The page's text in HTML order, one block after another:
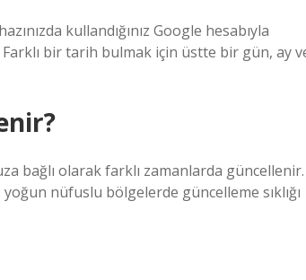
kullandığınız Google hesabıyla
bir tarih bulmak için üstte bir gün, ay
bağlı olarak farklı zamanlarda güncellenir.
nüfuslu bölgelerde güncelleme sıklığı